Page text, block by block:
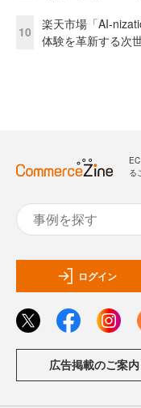
10
楽天市場「AI-
体験を革新する次
る
ログイン
広告掲載のご案内